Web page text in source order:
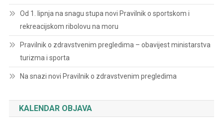
Od 1. lipnja na snagu stupa novi Pravilnik o sportskom i
rekreacijskom ribolovu na moru
Pravilnik o zdravstvenim pregledima – obavijest ministarstva
turizma i sporta
Na snazi novi Pravilnik o zdravstvenim pregledima
KALENDAR OBJAVA